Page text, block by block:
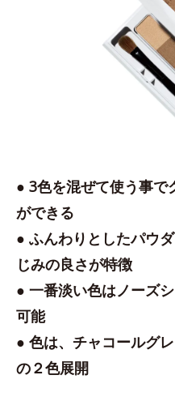
● 3色を混ぜて使う事で
ができる
● ふんわりとしたパウ
じみの良さが特徴
● 一番淡い色はノーズ
可能
● 色は、チャコールグ
の２色展開